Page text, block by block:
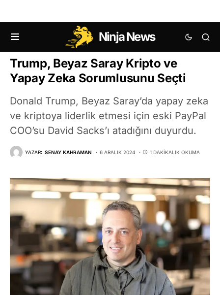
Ninja News
KRIPTO HABERLERI
Trump, Beyaz Saray Kripto ve
Yapay Zeka Sorumlusunu Seçti
Donald Trump, Beyaz Saray’da yapay zeka
ve kriptoya liderlik etmesi için eski PayPal
COO’su David Sacks’ı atadığını duyurdu.
YAZAR: SENAY KAHRAMAN 6 ARALIK 2024 1 DAKIKALIK OKUMA